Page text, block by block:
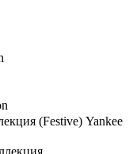
(Festive) Yankee